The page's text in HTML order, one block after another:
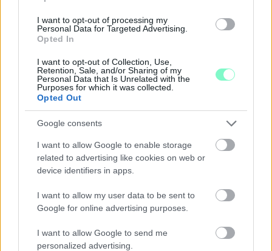
I want to opt-out of processing my
Personal Data for Targeted Advertising.
Opted In
I want to opt-out of Collection, Use,
Retention, Sale, and/or Sharing of my
Personal Data that Is Unrelated with the
Purposes for which it was collected.
Opted Out
Google consents
I want to allow Google to enable storage
related to advertising like cookies on web or
device identifiers in apps.
I want to allow my user data to be sent to
Google for online advertising purposes.
I want to allow Google to send me
personalized advertising.
A BAROKK ÖSSZES ÁRNYALATA ÉS MÉG EGY SOR
KIVÁLÓ PROGRAM VÁR MINDENKIT EZEN A HÉTVÉGÉN
GYŐRBEN
Középpontban a hagyományőrzés, de lesz Pogány Induló és